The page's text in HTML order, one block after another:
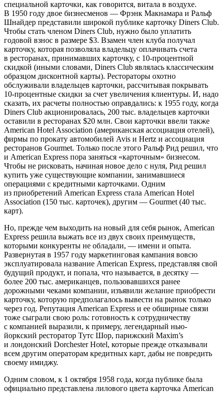
специальной карточки, как говорится, витала в воздухе.
В 1950 году двое бизнесменов — Фрэнк Макнамара и Ральф
Шнайдер представили широкой публике карточку Diners Club.
Чтобы стать членом Diners Club, нужно было уплатить
годовой взнос в размере $3. Взамен член клуба получал
карточку, которая позволяла владельцу оплачивать счета
в ресторанах, принимавших карточку, с 10-процентной
скидкой (иными словами, Diners Club являлась классическим
образцом дисконтной карты). Рестораторы охотно
обслуживали владельцев карточки, рассчитывая покрывать
10-процентные скидки за счет увеличения клиентуры. И, надо
сказать, их расчеты полностью оправдались: к 1955 году, когда
Diners Club акционировалась, 200 тыс. владельцев карточки
оставили в ресторанах $20 млн. Свои карточки ввели также
American Hotel Association (американская ассоциация отелей),
фирмы по прокату автомобилей Avis и Hertz и ассоциация
ресторанов Gourmet. Только после этого Ральф Рид решил, что
и American Express пора заняться «карточным» бизнесом.
Чтобы не рисковать, начиная новое дело с нуля, Рид решил
купить уже существующие компании, занимавшиеся
операциями с кредитными карточками. Одним
из приобретений American Express стала American Hotel
Association (150 тыс. карточек), другим — Gourmet (40 тыс.
карт).
Но, прежде чем выходить на новый для себя рынок, American
Express решила выжать все из двух своих преимуществ,
которыми конкуренты не обладали, — имени и опыта.
Развернутая в 1957 году маркетинговая кампания вовсю
эксплуатировала название American Express, представляя свой
будущий продукт, и попала, что называется, в десятку —
более 200 тыс. американцев, пользовавшихся ранее
дорожными чеками компании, изъявили желание приобрести
карточку, которую предполагалось вывести на рынок только
через год. Репутация American Express и ее обширные связи
тоже сыграли свою роль: готовность к сотрудничеству
с компанией выразили, к примеру, легендарный нью-
йоркский ресторатор Тутс Шор, парижский Maxim’s
и лондонский Dorchester Hotel, которые прежде отказывали
всем другим операторам кредитных карт, дабы не повредить
своему имиджу.
Одним словом, к 1 октября 1958 года, когда публике была
официально представлена лилового цвета карточка American